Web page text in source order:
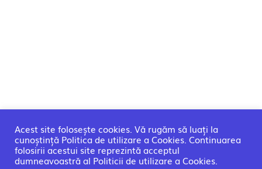
Acest site folosește cookies. Vă rugăm să luați la
cunoștință Politica de utilizare a Cookies. Continuarea
folosirii acestui site reprezintă acceptul
dumneavoastră al Politicii de utilizare a Cookies.